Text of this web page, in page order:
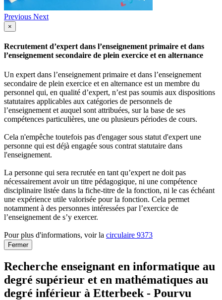
Previous Next
×
Recrutement d’expert dans l’enseignement primaire et dans
l’enseignement secondaire de plein exercice et en alternance
Un expert dans l’enseignement primaire et dans l’enseignement
secondaire de plein exercice et en alternance est un membre du
personnel qui, en qualité d’expert, n’est pas soumis aux dispositions
statutaires applicables aux catégories de personnels de
l’enseignement et auquel sont attribuées, sur la base de ses
compétences particulières, une ou plusieurs périodes de cours.
Cela n'empêche toutefois pas d'engager sous statut d'expert une
personne qui est déjà engagée sous contrat statutaire dans
l'enseignement.
La personne qui sera recrutée en tant qu’expert ne doit pas
nécessairement avoir un titre pédagogique, ni une compétence
disciplinaire listée dans la fiche-titre de la fonction, ni le cas échéant
une expérience utile valorisée pour la fonction. Cela permet
notamment à des personnes intéressées par l’exercice de
l’enseignement de s’y exercer.
Pour plus d'informations, voir la circulaire 9373
Fermer
Recherche enseignant en informatique au
degré supérieur et en mathématiques au
degré inférieur à Etterbeek - Pourvu